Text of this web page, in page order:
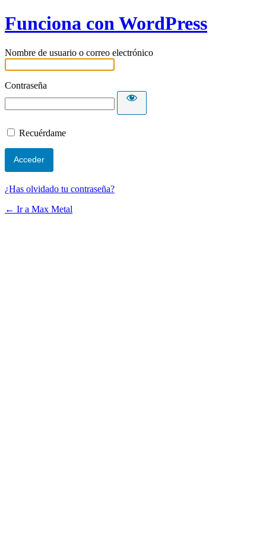
Funciona con WordPress
Nombre de usuario o correo electrónico
Contraseña
Recuérdame
¿Has olvidado tu contraseña?
← Ir a Max Metal